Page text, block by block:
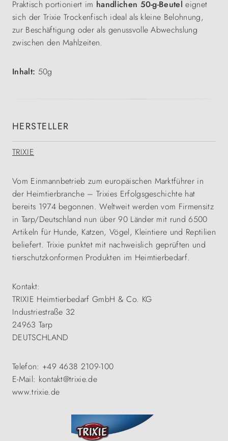
Praktisch portioniert im handlichen 50-g-Beuteleignet
sich der Trixie Trockenfisch ideal als kleine Belohnung,
zur Beschäftigung oder als genussvolle Abwechslung
zwischen den Mahlzeiten.
Inhalt: 50g
HERSTELLER
TRIXIE
Vom Einmannbetrieb zum europäischen Marktführer in
der Heimtierbranche – Trixies Erfolgsgeschichte hat
bereits 1974 begonnen. Weltweit werden vom Firmensitz
in Tarp/Deutschland nun über 90 Länder mit rund 6500
Artikeln für Hunde, Katzen, Vögel, Kleintiere und Reptilien
beliefert. Trixie punktet mit nachweislich geprüften und
tierschutzkonformen Produkten im Heimtierbedarf.
Kontakt:
TRIXIE Heimtierbedarf GmbH & Co. KG
Industriestraße 32
24963 Tarp
DEUTSCHLAND
Telefon: +49 4638 2109-100
E-Mail: kontakt@trixie.de
www.trixie.de